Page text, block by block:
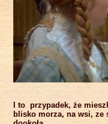
I to przypadek, że
blisko morza, na wsi, ze